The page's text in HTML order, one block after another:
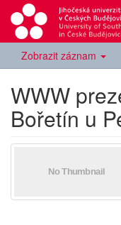
Zobrazit záznam
WWW
Bořetín u